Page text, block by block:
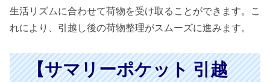
生活リズムに合わせて荷物を受け取ることができます。こ
れにより、引越し後の荷物整理がスムーズに進みます。
【サマリーポケット 引越